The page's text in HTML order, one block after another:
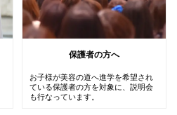
保護者の方へ
お子様が美容の道へ進学を希望され
ている保護者の方を対象に、説明会
も行なっています。